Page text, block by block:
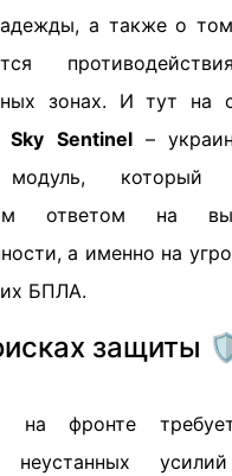
а также о
зонах. И тут на
Sky Sentinel–
модуль, который
ответом на
а именно на
БПЛА.
защиты
на фронте
неустанных